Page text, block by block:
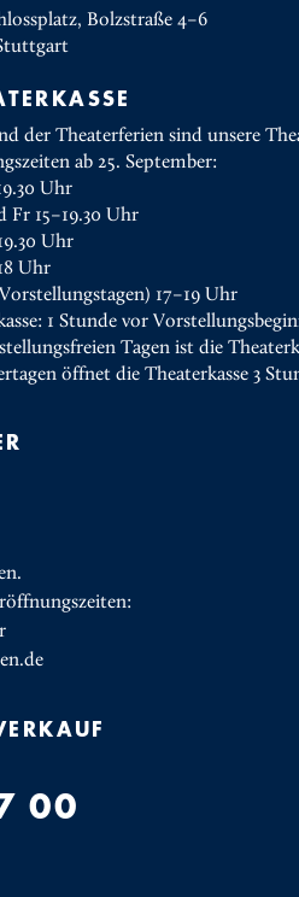
Bolzstraße 4–6
der Theaterferien sind unsere
ab 25. September:
Uhr
Fr 15–19.30 Uhr
Uhr
Uhr
17–19 Uhr
1 Stunde vor
Tagen ist die
öffnet die Theaterkasse 3
00